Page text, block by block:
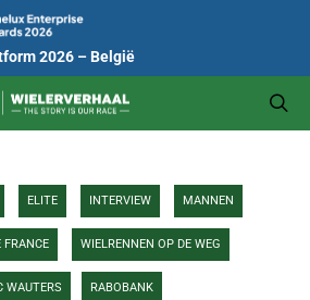
2026 – België
ELITE INTERVIEW MANNEN
FRANCE WIELRENNEN OP DE WEG
WAUTERS RABOBANK